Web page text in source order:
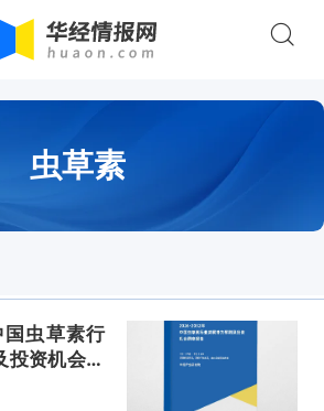
虫草素
虫草素行
投资机会洞